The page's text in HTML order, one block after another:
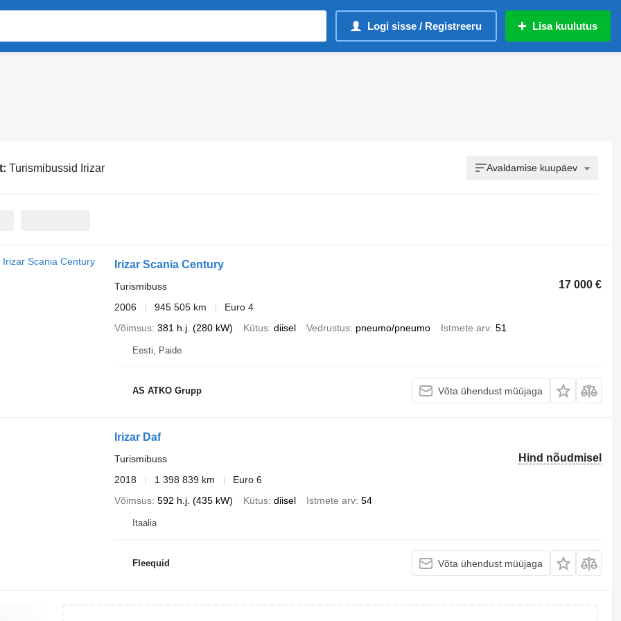
Logi sisse / Registreeru Lisa kuulutus
Turismibussid Irizar Avaldamise kuupäev
Irizar Scania Century
17 000 €
Turismibuss
2006
945 505 km
Euro 4
Võimsus 381 h.j. (280 kW) Kütus diisel Vedrustus pneumo/pneumo Istmete arv 51
Eesti, Paide
AS ATKO Grupp Võta ühendust müüjaga
Irizar Daf
Hind nõudmisel
Turismibuss
2018
1 398 839 km
Euro 6
Võimsus 592 h.j. (435 kW) Kütus diisel Istmete arv 54
Itaalia
Fleequid Võta ühendust müüjaga